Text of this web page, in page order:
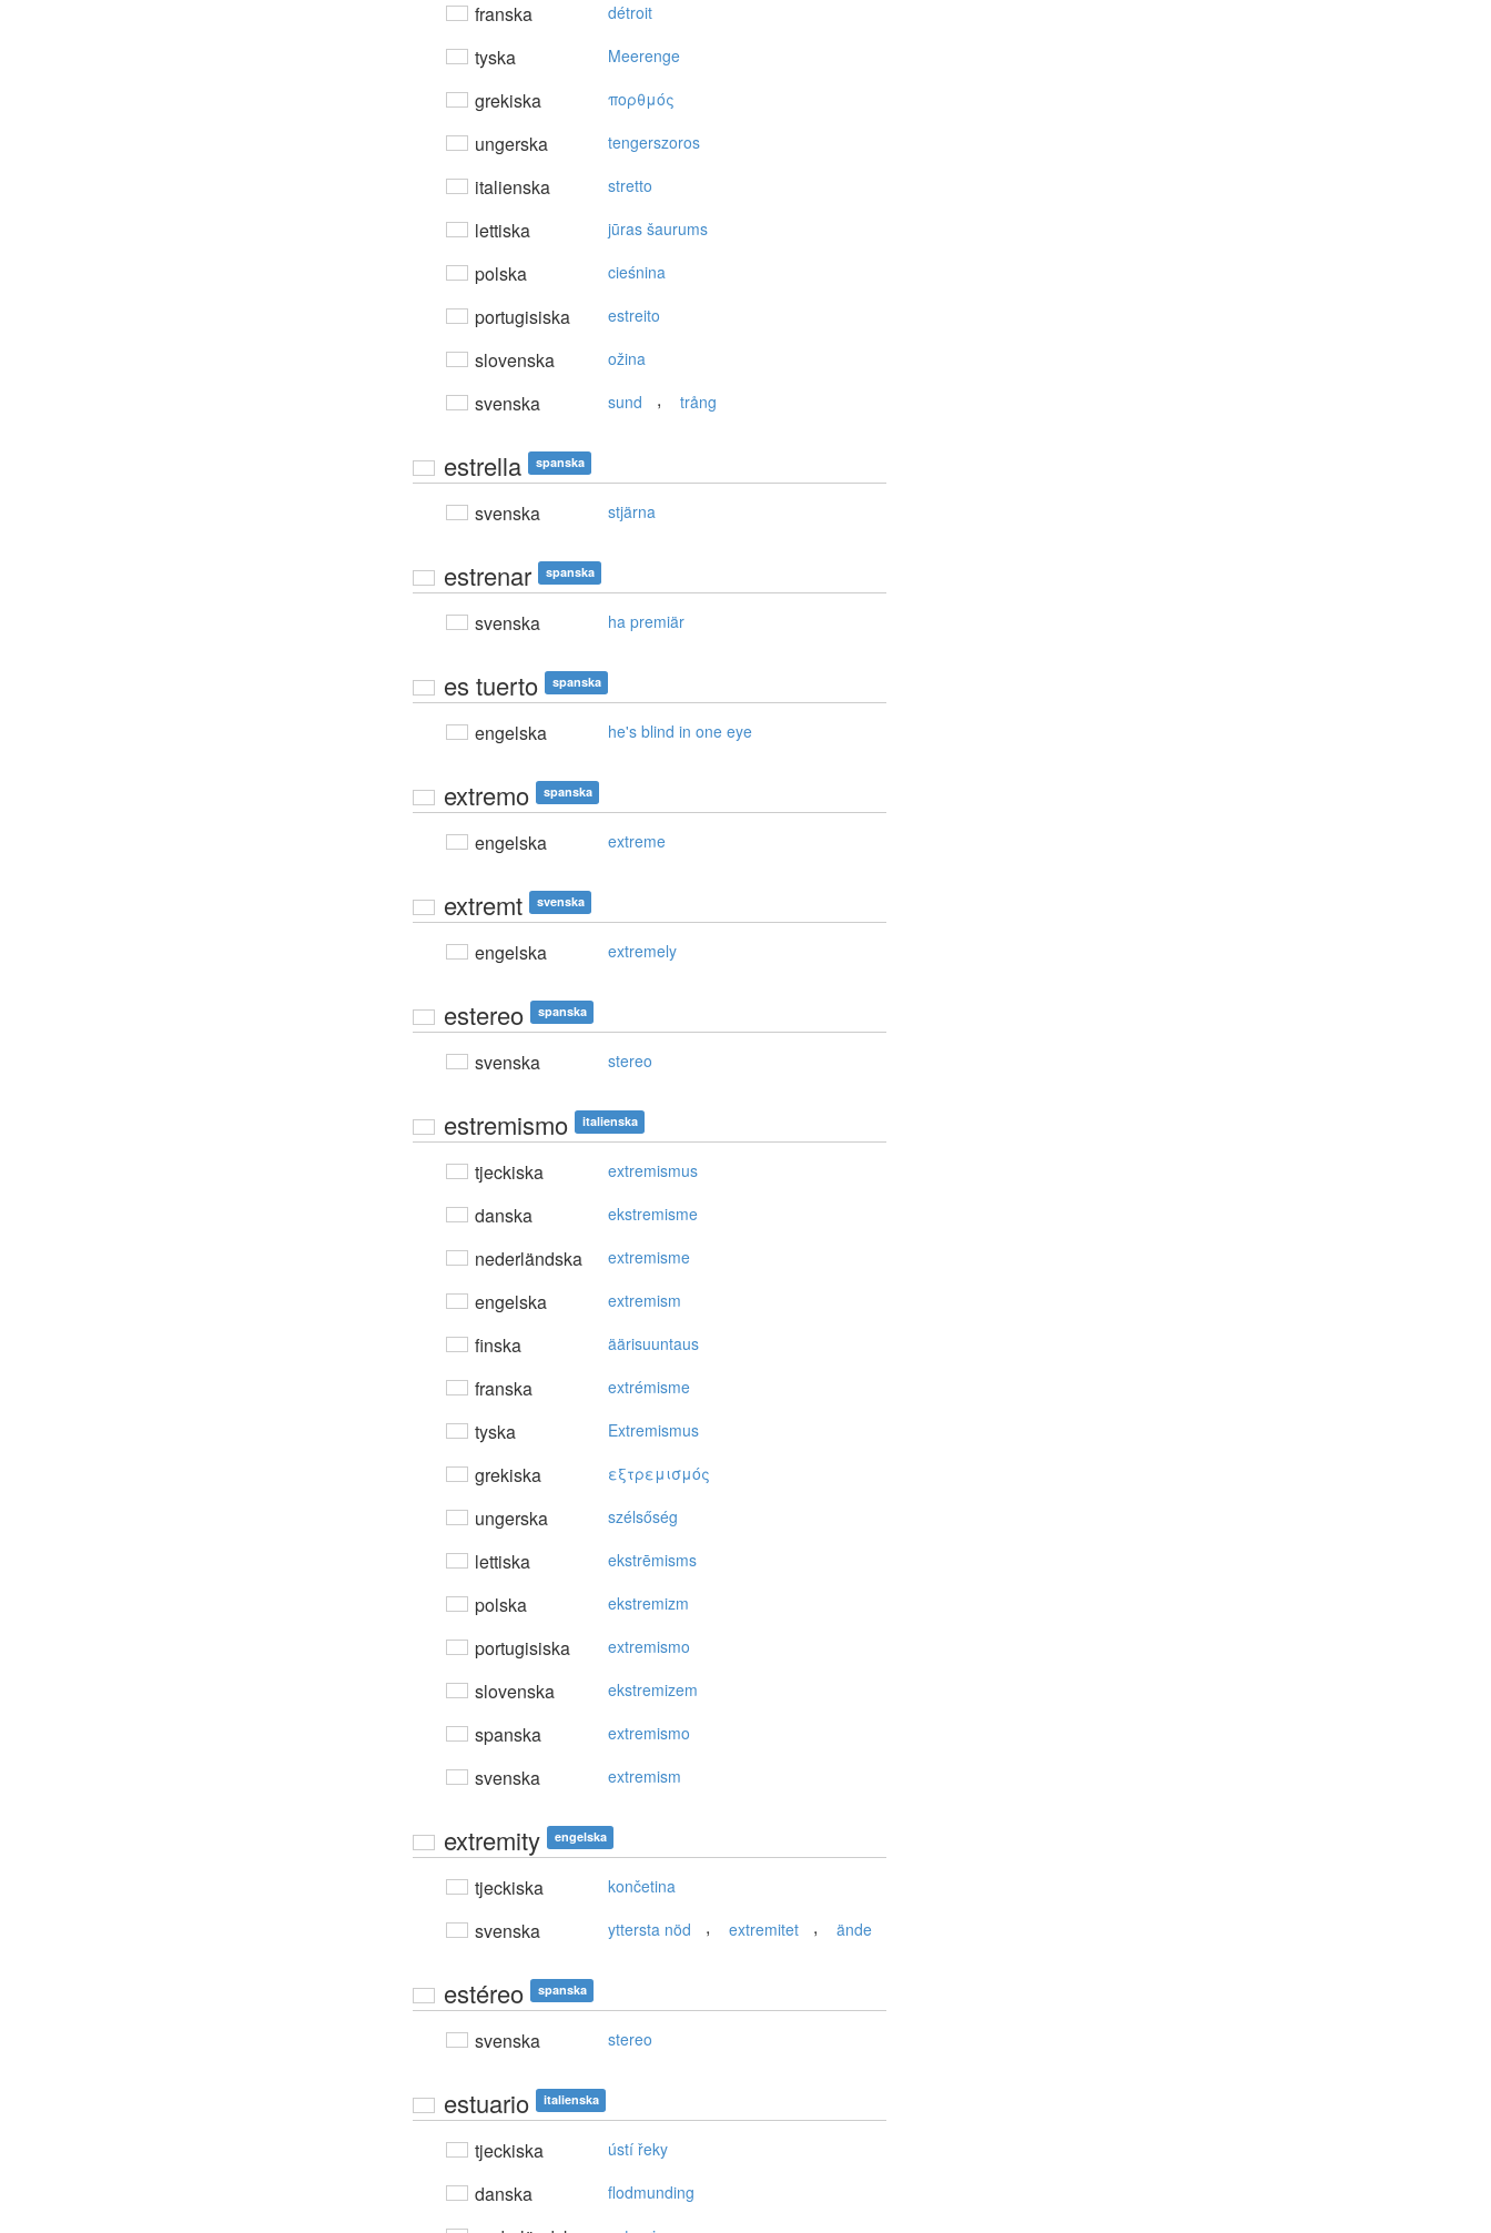
franska détroit
tyska Meerenge
grekiska πoρθμός
ungerska tengerszoros
italienska stretto
lettiska jūras šaurums
polska cieśnina
portugisiska estreito
slovenska ožina
svenska sund , trång
estrella spanska
svenska stjärna
estrenar spanska
svenska ha premiär
es tuerto spanska
engelska he's blind in one eye
extremo spanska
engelska extreme
extremt svenska
engelska extremely
estereo spanska
svenska stereo
estremismo italienska
tjeckiska extremismus
danska ekstremisme
nederländska extremisme
engelska extremism
finska äärisuuntaus
franska extrémisme
tyska Extremismus
grekiska εξτρεμισμός
ungerska szélsőség
lettiska ekstrēmisms
polska ekstremizm
portugisiska extremismo
slovenska ekstremizem
spanska extremismo
svenska extremism
extremity engelska
tjeckiska končetina
svenska yttersta nöd , extremitet , ände
estéreo spanska
svenska stereo
estuario italienska
tjeckiska ústí řeky
danska flodmunding